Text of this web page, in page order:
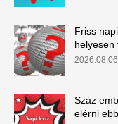
Friss
helyesen
2026.08.06
Száz
elérni